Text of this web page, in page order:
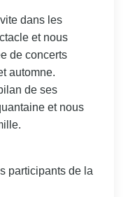
dans les
et nous
de concerts
automne.
de ses
et nous
participants de la